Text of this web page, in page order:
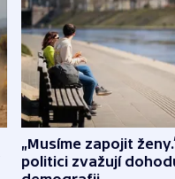
„Musíme zapojit
politici zvažují